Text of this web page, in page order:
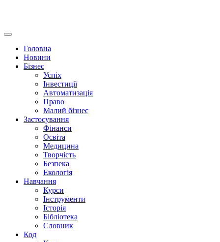
Головна
Новини
Бізнес
Успіх
Інвестиції
Автоматизація
Право
Малий бізнес
Застосування
Фінанси
Освіта
Медицина
Творчість
Безпека
Екологія
Навчання
Курси
Інструменти
Історія
Бібліотека
Словник
Код